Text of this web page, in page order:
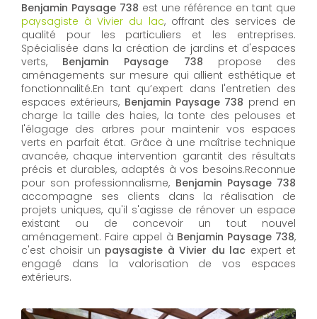
Benjamin Paysage 738 est une référence en tant que
paysagiste à Vivier du lac, offrant des services de
qualité pour les particuliers et les entreprises.
Spécialisée dans la création de jardins et d'espaces
verts, Benjamin Paysage 738 propose des
aménagements sur mesure qui allient esthétique et
fonctionnalité.En tant qu’expert dans l'entretien des
espaces extérieurs, Benjamin Paysage 738 prend en
charge la taille des haies, la tonte des pelouses et
l'élagage des arbres pour maintenir vos espaces
verts en parfait état. Grâce à une maîtrise technique
avancée, chaque intervention garantit des résultats
précis et durables, adaptés à vos besoins.Reconnue
pour son professionnalisme, Benjamin Paysage 738
accompagne ses clients dans la réalisation de
projets uniques, qu'il s'agisse de rénover un espace
existant ou de concevoir un tout nouvel
aménagement. Faire appel à Benjamin Paysage 738,
c'est choisir un paysagiste à Vivier du lac expert et
engagé dans la valorisation de vos espaces
extérieurs.